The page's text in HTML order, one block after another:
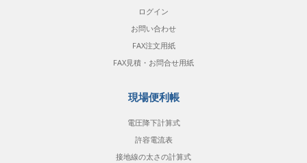
ログイン
お問い合わせ
FAX注文用紙
FAX見積・お問合せ用紙
現場便利帳
電圧降下計算式
許容電流表
接地線の太さの計算式